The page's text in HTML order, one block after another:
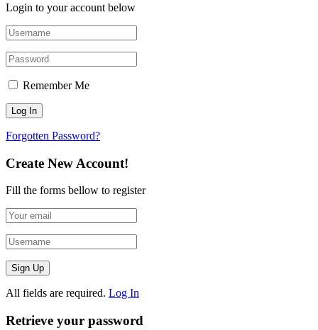
Login to your account below
Remember Me
Forgotten Password?
Create New Account!
Fill the forms bellow to register
All fields are required. Log In
Retrieve your password